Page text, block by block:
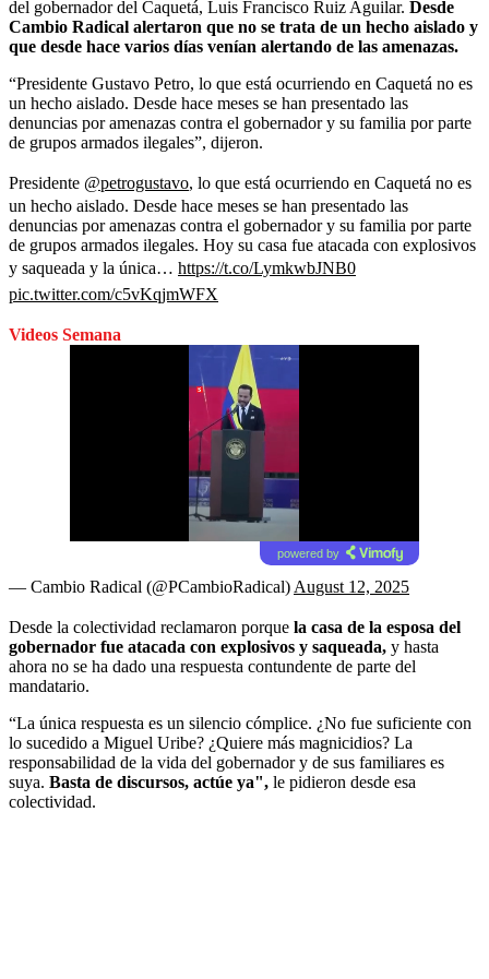
del gobernador del Caquetá, Luis Francisco Ruiz Aguilar. Desde
Cambio Radical alertaron que no se trata de un hecho aislado y
que desde hace varios días venían alertando de las amenazas.
“Presidente Gustavo Petro, lo que está ocurriendo en Caquetá no es
un hecho aislado. Desde hace meses se han presentado las
denuncias por amenazas contra el gobernador y su familia por parte
de grupos armados ilegales”, dijeron.
Presidente @petrogustavo, lo que está ocurriendo en Caquetá no es
un hecho aislado. Desde hace meses se han presentado las
denuncias por amenazas contra el gobernador y su familia por parte
de grupos armados ilegales. Hoy su casa fue atacada con explosivos
y saqueada y la única… https://t.co/LymkwbJNB0
pic.twitter.com/c5vKqjmWFX
Videos Semana
powered by
— Cambio Radical (@PCambioRadical) August 12, 2025
Desde la colectividad reclamaron porque la casa de la esposa del
gobernador fue atacada con explosivos y saqueada, y hasta
ahora no se ha dado una respuesta contundente de parte del
mandatario.
“La única respuesta es un silencio cómplice. ¿No fue suficiente con
lo sucedido a Miguel Uribe? ¿Quiere más magnicidios? La
responsabilidad de la vida del gobernador y de sus familiares es
suya. Basta de discursos, actúe ya", le pidieron desde esa
colectividad.